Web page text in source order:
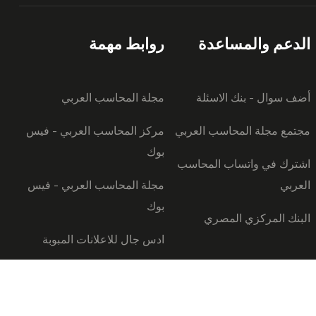
الدعم والمساعدة
أضف سوال - بنك الاسئلة
مجتمع مجلة المحاسب العربي
اشترك في واتساب المحاسب
العربي
البنك المركزي المصري
روابط مهمة
مجلة المحاسب العربي
مركز المحاسب العربي - فيس
بوك
مجلة المحاسب العربي - فيس
بوك
ادس جال للاعلانات المبوبة